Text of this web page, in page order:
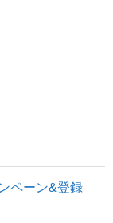
ペーン&登録